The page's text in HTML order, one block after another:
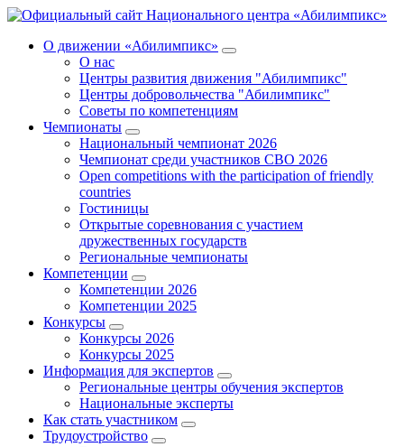
О движении «Абилимпикс»
О нас
Центры развития движения "Абилимпикс"
Центры добровольчества "Абилимпикс"
Советы по компетенциям
Чемпионаты
Национальный чемпионат 2026
Чемпионат среди участников СВО 2026
Open competitions with the participation of friendly
countries
Гостиницы
Открытые соревнования с участием
дружественных государств
Региональные чемпионаты
Компетенции
Компетенции 2026
Компетенции 2025
Конкурсы
Конкурсы 2026
Конкурсы 2025
Информация для экспертов
Региональные центры обучения экспертов
Национальные эксперты
Как стать участником
Трудоустройство